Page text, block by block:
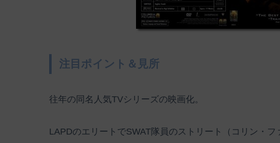
注目ポイント＆見所
往年の同名人気TVシリーズの映画化。
LAPDのエリートでSWAT隊員のストリート（コリン・